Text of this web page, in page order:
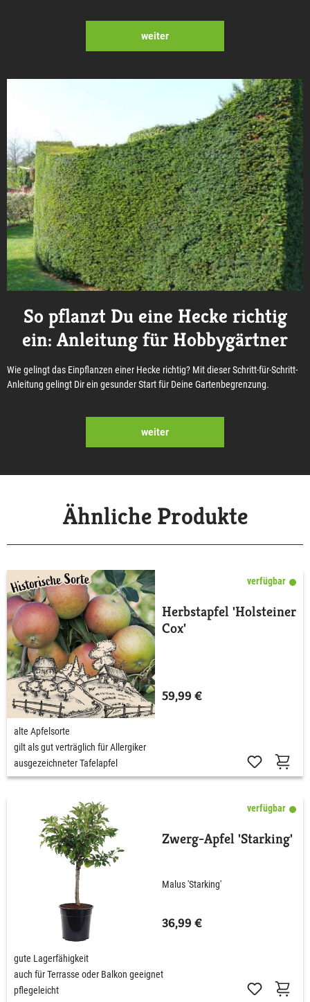
weiter
So pflanzt Du eine Hecke richtig
ein: Anleitung für Hobbygärtner
Wie gelingt das Einpflanzen einer Hecke richtig? Mit dieser Schritt-für-Schritt-
Anleitung gelingt Dir ein gesunder Start für Deine Gartenbegrenzung.
weiter
Ähnliche Produkte
verfügbar
Herbstapfel 'Holsteiner
Cox'
59,99 €
alte Apfelsorte
gilt als gut verträglich für Allergiker
ausgezeichneter Tafelapfel
verfügbar
Zwerg-Apfel 'Starking'
Malus 'Starking'
36,99 €
gute Lagerfähigkeit
auch für Terrasse oder Balkon geeignet
pflegeleicht